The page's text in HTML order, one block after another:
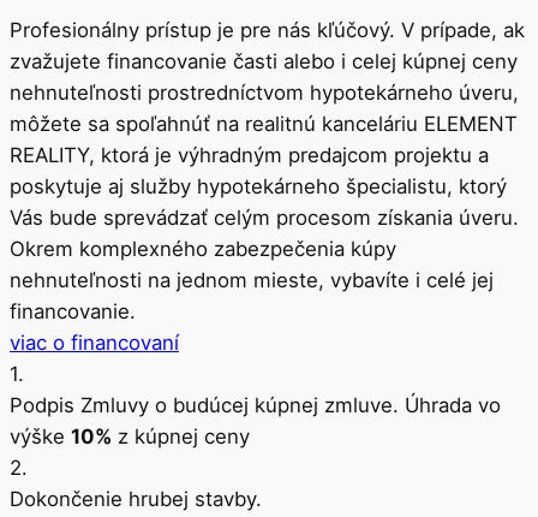
Profesionálny prístup je pre nás kľúčový. V prípade, ak
zvažujete financovanie časti alebo i celej kúpnej ceny
nehnuteľnosti prostredníctvom hypotekárneho úveru,
môžete sa spoľahnúť na realitnú kanceláriu ELEMENT
REALITY, ktorá je výhradným predajcom projektu a
poskytuje aj služby hypotekárneho špecialistu, ktorý
Vás bude sprevádzať celým procesom získania úveru.
Okrem komplexného zabezpečenia kúpy
nehnuteľnosti na jednom mieste, vybavíte i celé jej
financovanie.
viac o financovaní
1.
Podpis Zmluvy o budúcej kúpnej zmluve. Úhrada vo
výške 10% z kúpnej ceny
2.
Dokončenie hrubej stavby.